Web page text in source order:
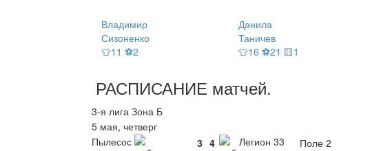
Владимир
Сизоненко
👕11 ⚽2
Данила
Таничев
👕16 ⚽21 🟨1
РАСПИСАНИЕ матчей.
3-я лига Зона Б
5 мая, четверг
Пылесос
3 4 Легион 33
Поле 2